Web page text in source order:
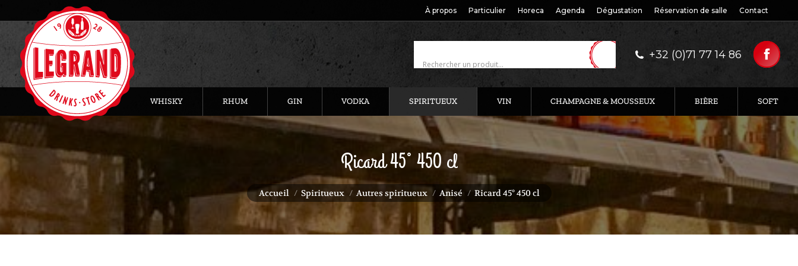
À propos Particulier Horeca Agenda Dégustation Réservation de salle Contact
+32 (0)71 77 14 86
WHISKY RHUM GIN VODKA SPIRITUEUX VIN CHAMPAGNE & MOUSSEUX BIÈRE SOFT
Ricard 45° 450 cl
Vous êtes ici :
Accueil Spiritueux Autres spiritueux Anisé Ricard 45° 450 cl